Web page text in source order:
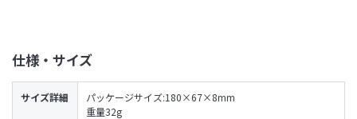
仕様・サイズ
サイズ詳細
パッケージサイズ:180×67×8mm
重量32g